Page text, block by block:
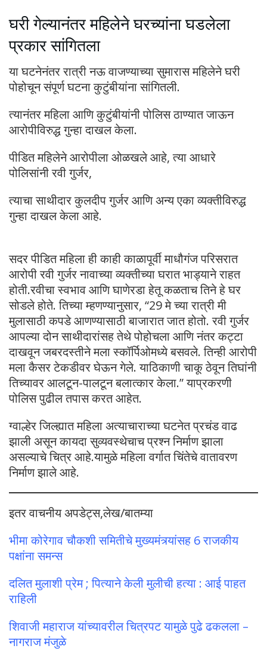
घरी गेल्यानंतर महिलेने घरच्यांना घडलेला
प्रकार सांगितला
या घटनेनंतर रात्री नऊ वाजण्याच्या सुमारास महिलेने घरी
पोहोचून संपूर्ण घटना कुटुंबीयांना सांगितली.
त्यानंतर महिला आणि कुटुंबीयांनी पोलिस ठाण्यात जाऊन
आरोपीविरुद्ध गुन्हा दाखल केला.
पीडित महिलेने आरोपीला ओळखले आहे, त्या आधारे
पोलिसांनी रवी गुर्जर,
त्याचा साथीदार कुलदीप गुर्जर आणि अन्य एका व्यक्तीविरुद्ध
गुन्हा दाखल केला आहे.
सदर पीडित महिला ही काही काळापूर्वी माधौगंज परिसरात
आरोपी रवी गुर्जर नावाच्या व्यक्तीच्या घरात भाड्याने राहत
होती.रवीचा स्वभाव आणि घाणेरडा हेतू कळताच तिने हे घर
सोडले होते. तिच्या म्हणण्यानुसार, “29 मे च्या रात्री मी
मुलासाठी कपडे आणण्यासाठी बाजारात जात होतो. रवी गुर्जर
आपल्या दोन साथीदारांसह तेथे पोहोचला आणि नंतर कट्टा
दाखवून जबरदस्तीने मला स्कॉर्पिओमध्ये बसवले. तिन्ही आरोपी
मला कैसर टेकडीवर घेऊन गेले. याठिकाणी चाकू ठेवून तिघांनी
तिच्यावर आलटून-पालटून बलात्कार केला.” याप्रकरणी
पोलिस पुढील तपास करत आहेत.
ग्वाल्हेर जिल्ह्यात महिला अत्याचाराच्या घटनेत प्रचंड वाढ
झाली असून कायदा सुव्यवस्थेचाच प्रश्न निर्माण झाला
असल्याचे चित्र आहे.यामुळे महिला वर्गात चिंतेचे वातावरण
निर्माण झाले आहे.
इतर वाचनीय अपडेट्स,लेख/बातम्या
भीमा कोरेगाव चौकशी समितीचे मुख्यमंत्र्यांसह 6 राजकीय
पक्षांना समन्स
दलित मुलाशी प्रेम ; पित्याने केली मुलीची हत्या : आई पाहत
राहिली
शिवाजी महाराज यांच्यावरील चित्रपट यामुळे पुढे ढकलला –
नागराज मंजुळे